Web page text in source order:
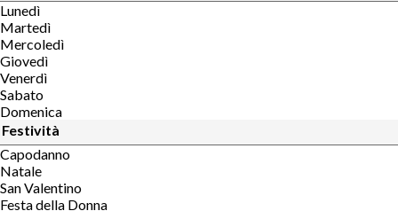
Lunedì
Martedì
Mercoledì
Giovedì
Venerdì
Sabato
Domenica
Festività
Capodanno
Natale
San Valentino
Festa della Donna